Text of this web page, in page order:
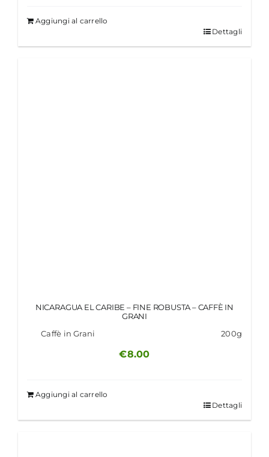
Aggiungi al carrello
Dettagli
NICARAGUA EL CARIBE – FINE ROBUSTA – CAFFÈ IN
GRANI
Caffè in Grani
200g
€8.00
Aggiungi al carrello
Dettagli